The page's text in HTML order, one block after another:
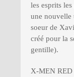
les esprits
une nouvelle
soeur de
créé pour la
gentille).
X-MEN RED